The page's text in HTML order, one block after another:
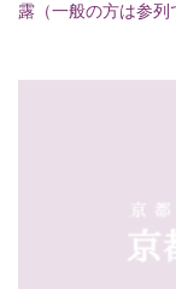
露（一般の方は参列